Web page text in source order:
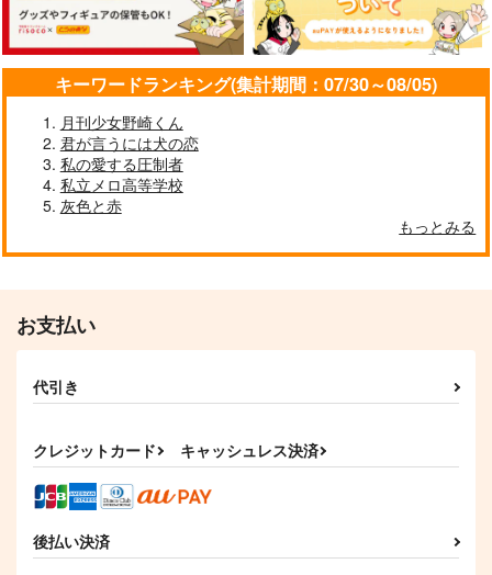
キーワードランキング(集計期間：07/30～08/05)
月刊少女野崎くん
君が言うには犬の恋
私の愛する圧制者
私立メロ高等学校
灰色と赤
もっとみる
お支払い
代引き
クレジットカード キャッシュレス決済
後払い決済